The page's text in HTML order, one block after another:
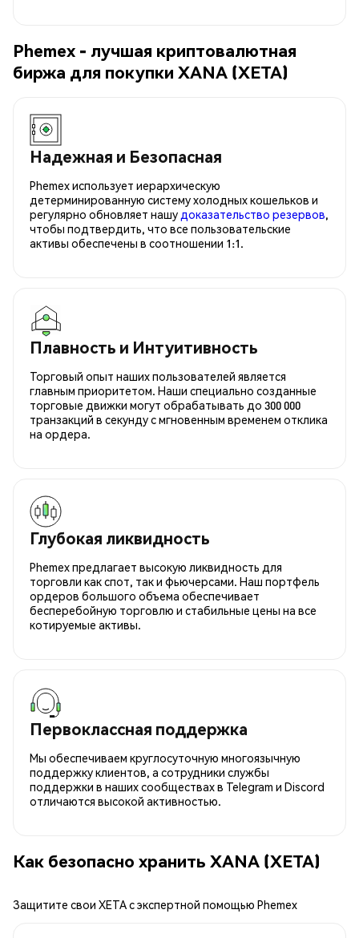
Phemex - лучшая криптовалютная
биржа для покупки XANA (XETA)
Надежная и Безопасная
Phemex использует иерархическую
детерминированную систему холодных кошельков и
регулярно обновляет нашу доказательство резервов,
чтобы подтвердить, что все пользовательские
активы обеспечены в соотношении 1:1.
Плавность и Интуитивность
Торговый опыт наших пользователей является
главным приоритетом. Наши специально созданные
торговые движки могут обрабатывать до 300 000
транзакций в секунду с мгновенным временем отклика
на ордера.
Глубокая ликвидность
Phemex предлагает высокую ликвидность для
торговли как спот, так и фьючерсами. Наш портфель
ордеров большого объема обеспечивает
бесперебойную торговлю и стабильные цены на все
котируемые активы.
Первоклассная поддержка
Мы обеспечиваем круглосуточную многоязычную
поддержку клиентов, а сотрудники службы
поддержки в наших сообществах в Telegram и Discord
отличаются высокой активностью.
Как безопасно хранить XANA (XETA)
Защитите свои XETA с экспертной помощью Phemex